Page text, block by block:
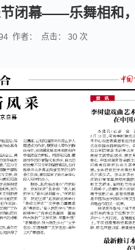
闭幕——乐舞相和
作者： 点击： 30 次